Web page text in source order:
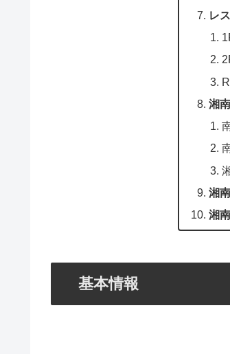
レ
湘
湘
湘
基本情報